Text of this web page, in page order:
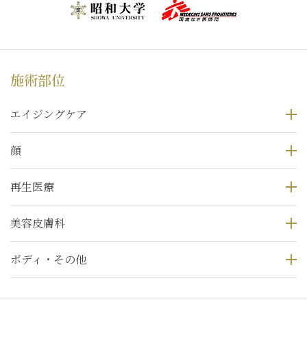
施術部位
エイジングケア
顔
再生医療
美容皮膚科
ボディ・その他